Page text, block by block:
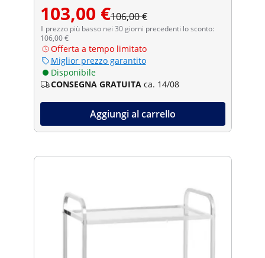
103,00 €106,00 €
Il prezzo più basso nei 30 giorni precedenti lo sconto:
106,00 €
Offerta a tempo limitato
Miglior prezzo garantito
Disponibile
CONSEGNA GRATUITA ca. 14/08
Aggiungi al carrello